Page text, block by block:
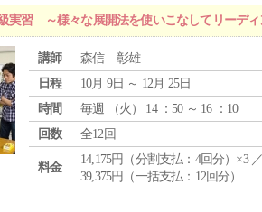
実習 ～様々な展開法を使いこなしてリーディ
講師
森信 彰雄
日程
10月 9日 ～ 12月 25日
時間
毎週 （火 ） 14 ：50 ～ 16 ：10
回数
全12回
料金
14,175円（分割支払：4回分）×3
39,375円（一括支払：12回分）